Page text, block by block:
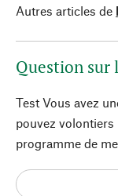
Autres articles de
Question sur
Test Vous avez
pouvez
programme de